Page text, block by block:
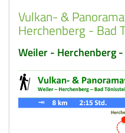
Vulkan- &
Herchenberg - Bad
Weiler - Herchenberg